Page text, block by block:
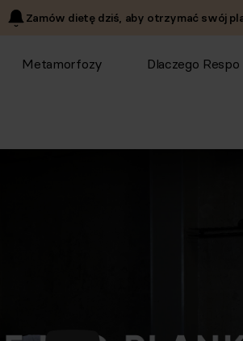
Zamów dietę dziś, aby otrzymać swój
Metamorfozy Dlaczego Respo